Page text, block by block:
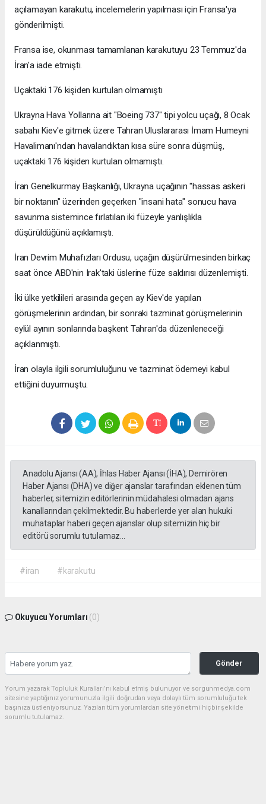
açılamayan karakutu, incelemelerin yapılması için Fransa'ya
gönderilmişti.
Fransa ise, okunması tamamlanan karakutuyu 23 Temmuz'da
İran'a iade etmişti.
Uçaktaki 176 kişiden kurtulan olmamıştı
Ukrayna Hava Yollarına ait "Boeing 737" tipi yolcu uçağı, 8 Ocak
sabahı Kiev'e gitmek üzere Tahran Uluslararası İmam Humeyni
Havalimanı'ndan havalandıktan kısa süre sonra düşmüş,
uçaktaki 176 kişiden kurtulan olmamıştı.
İran Genelkurmay Başkanlığı, Ukrayna uçağının "hassas askeri
bir noktanın" üzerinden geçerken "insani hata" sonucu hava
savunma sistemince fırlatılan iki füzeyle yanlışlıkla
düşürüldüğünü açıklamıştı.
İran Devrim Muhafızları Ordusu, uçağın düşürülmesinden birkaç
saat önce ABD'nin Irak'taki üslerine füze saldırısı düzenlemişti.
İki ülke yetkilileri arasında geçen ay Kiev'de yapılan
görüşmelerinin ardından, bir sonraki tazminat görüşmelerinin
eylül ayının sonlarında başkent Tahran'da düzenleneceği
açıklanmıştı.
İran olayla ilgili sorumluluğunu ve tazminat ödemeyi kabul
ettiğini duyurmuştu.
Anadolu Ajansı (AA), İhlas Haber Ajansı (İHA), Demirören
Haber Ajansı (DHA) ve diğer ajanslar tarafından eklenen tüm
haberler, sitemizin editörlerinin müdahalesi olmadan ajans
kanallarından çekilmektedir. Bu haberlerde yer alan hukuki
muhataplar haberi geçen ajanslar olup sitemizin hiç bir
editörü sorumlu tutulamaz...
#iran #karakutu
Okuyucu Yorumları (0)
Gönder
Yorum yazarak Topluluk Kuralları’nı kabul etmiş bulunuyor ve sorgunmedya.com
sitesine yaptığınız yorumunuzla ilgili doğrudan veya dolaylı tüm sorumluluğu tek
başınıza üstleniyorsunuz. Yazılan tüm yorumlardan site yönetimi hiçbir şekilde
sorumlu tutulamaz.